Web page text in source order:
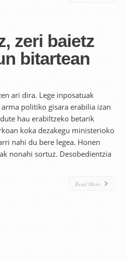
zeri baietz
bitartean
ari dira. Lege inposatuak
politiko gisara erabilia izan
hau erabiltzeko betarik
koka dezakegu ministerioko
nahi du bere legea. Honen
nonahi sortuz. Desobedientzia
Read More